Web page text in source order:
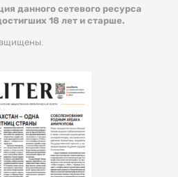
данного сетевого ресурса
18 лет и старше.